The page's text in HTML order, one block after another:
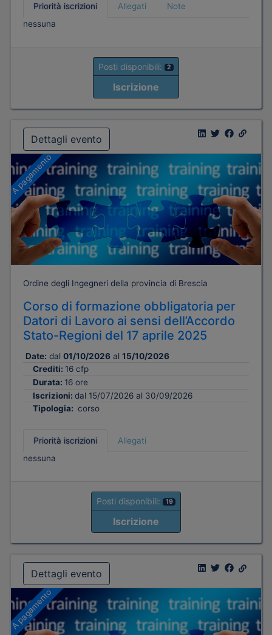
Priorità iscrizioni Allegati
Note
nessuna
Posti disponibili: 2
Iscrizione
Dettagli evento
A pagamento
Ordine degli Ingegneri della provincia di Brescia
Corso di formazione obbligatoria per
Datori di Lavoro ai sensi dell’Accordo
Stato-Regioni del 17 aprile 2025
Date: dal 01/10/2026 al 15/10/2026
Crediti: 16 cfp
Durata: 16 ore
Iscrizioni: dal 15/07/2026 al 30/09/2026
Tipologia: corso
Priorità iscrizioni
Allegati
nessuna
Posti disponibili: 19
Iscrizione
Dettagli evento
A pagamento